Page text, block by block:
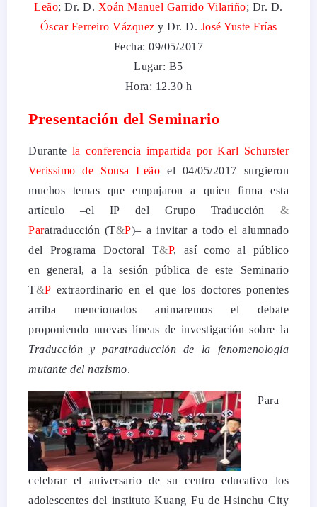
Leão; Dr. D. Xoán Manuel Garrido Vilariño; Dr. D.
Óscar Ferreiro Vázquez y Dr. D. José Yuste Frías
Fecha: 09/05/2017
Lugar: B5
Hora: 12.30 h
Presentación del Seminario
Durante la conferencia impartida por Karl Schurster
Verissimo de Sousa Leão el 04/05/2017 surgieron
muchos temas que empujaron a quien firma esta
artículo –el IP del Grupo Traducción &
Paratraducción (T&P)– a invitar a todo el alumnado
del Programa Doctoral T&P, así como al público
en general, a la sesión pública de este Seminario
T&P extraordinario en el que los doctores ponentes
arriba mencionados animaremos el debate
proponiendo nuevas líneas de investigación sobre la
Traducción y paratraducción de la fenomenología
mutante del nazismo.
Para
celebrar el aniversario de su centro educativo los
adolescentes del instituto Kuang Fu de Hsinchu City